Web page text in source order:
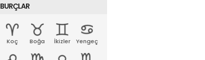
BURÇLAR
Koç Boğa İkizler Yengeç